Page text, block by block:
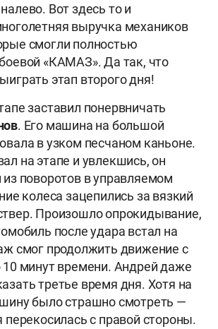
Вот здесь то и
выручка механиков
смогли полностью
«КАМАЗ». Да так, что
этап второго дня!
заставил понервничать
. Его машина на большой
в узком песчаном каньоне.
на этапе и увлекшись, он
из поворотов в управляемом
колеса зацепились за вязкий
Произошло опрокидывание,
после удара встал на
смог продолжить движение с
10 минут времени. Андрей даже
третье время дня. Хотя на
было страшно смотреть —
перекосилась с правой стороны.